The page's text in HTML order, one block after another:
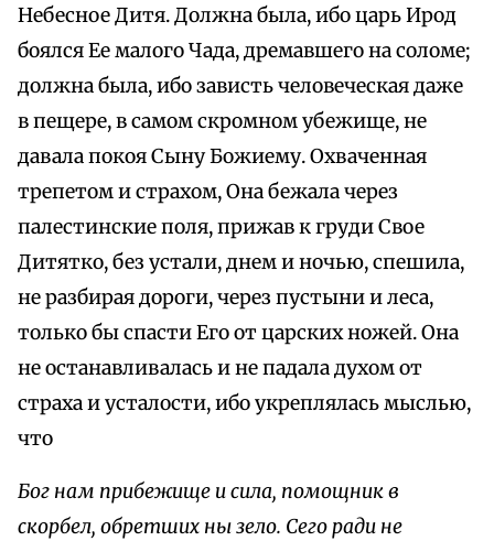
Небесное Дитя. Должна была, ибо царь Ирод
боялся Ее малого Чада, дремавшего на соломе;
должна была, ибо зависть человеческая даже
в пещере, в самом скромном убежище, не
давала покоя Сыну Божиему. Охваченная
трепетом и страхом, Она бежала через
палестинские поля, прижав к груди Свое
Дитятко, без устали, днем и ночью, спешила,
не разбирая дороги, через пустыни и леса,
только бы спасти Его от царских ножей. Она
не останавливалась и не падала духом от
страха и усталости, ибо укреплялась мыслью,
что
Бог нам прибежище и сила, помощник в
скорбел, обретших ны зело. Сего ради не